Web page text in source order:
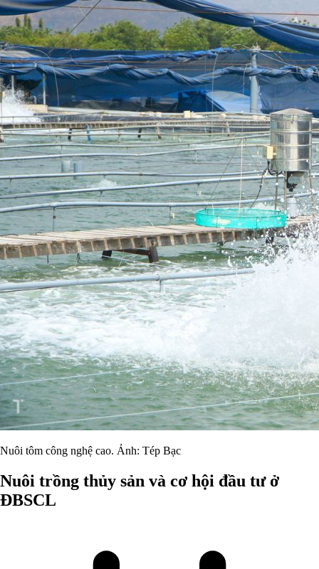
Nuôi tôm công nghệ cao. Ảnh: Tép Bạc
Nuôi trồng thủy sản và cơ hội đầu tư ở
ĐBSCL